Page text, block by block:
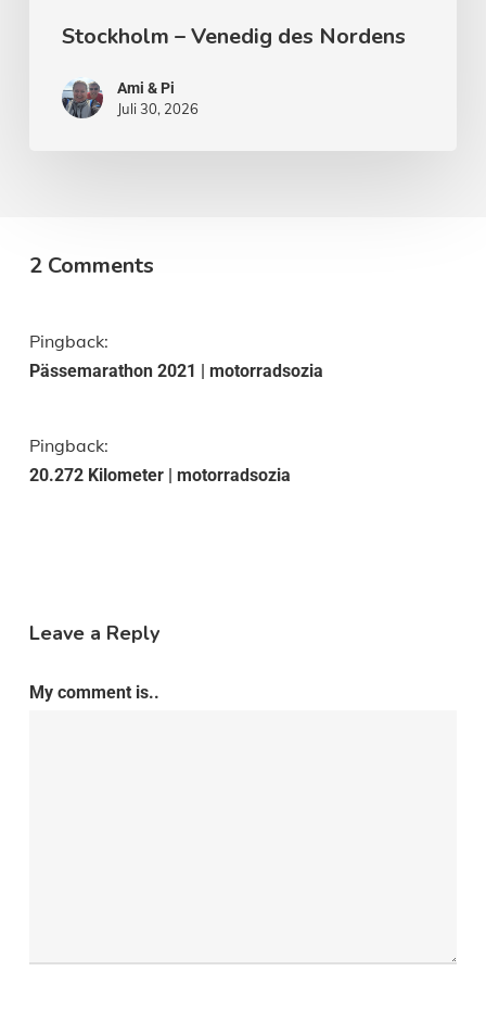
Stockholm – Venedig des Nordens
Ami & Pi
Juli 30, 2026
2 Comments
Pingback:
Pässemarathon 2021 | motorradsozia
Pingback:
20.272 Kilometer | motorradsozia
Leave a Reply
My comment is..